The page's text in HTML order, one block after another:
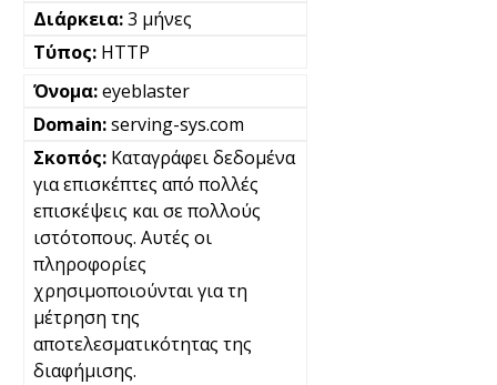
3 μήνες
HTTP
eyeblaster
serving-sys.com
Καταγράφει δεδομένα
για επισκέπτες από πολλές
επισκέψεις και σε πολλούς
ιστότοπους. Αυτές οι
πληροφορίες
χρησιμοποιούνται για τη
μέτρηση της
αποτελεσματικότητας της
διαφήμισης.